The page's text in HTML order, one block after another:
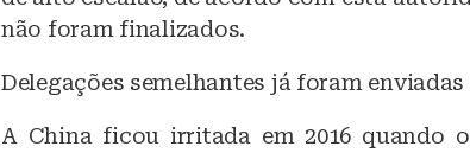
não foram finalizados.
Delegações semelhantes já foram
A China ficou irritada em 2016 quando